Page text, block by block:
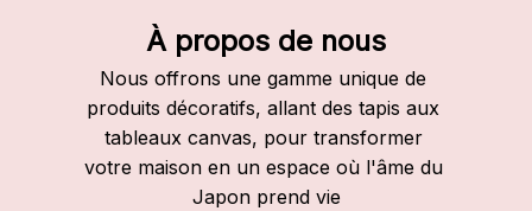
À propos de nous
Nous offrons une gamme unique de
produits décoratifs, allant des tapis aux
tableaux canvas, pour transformer
votre maison en un espace où l'âme du
Japon prend vie